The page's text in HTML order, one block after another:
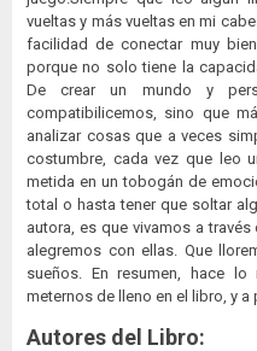
vueltas y más vueltas en mi
facilidad de conectar muy
porque no solo tiene la
De crear un mundo y
compatibilicemos, sino que
analizar cosas que a veces
costumbre, cada vez que leo
metida en un tobogán de
total o hasta tener que soltar
autora, es que vivamos a
alegremos con ellas. Que
sueños. En resumen, hace
meternos de lleno en el libro, y a
Autores del Libro: